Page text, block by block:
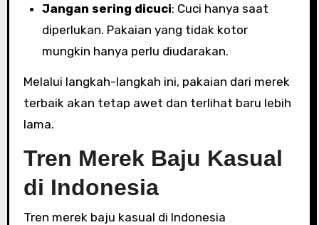
Jangan sering dicuci: Cuci hanya saat
diperlukan. Pakaian yang tidak kotor
mungkin hanya perlu diudarakan.
Melalui langkah-langkah ini, pakaian dari merek
terbaik akan tetap awet dan terlihat baru lebih
lama.
Tren Merek Baju Kasual
di Indonesia
Tren merek baju kasual di Indonesia